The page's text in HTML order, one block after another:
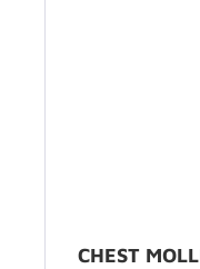
CHEST